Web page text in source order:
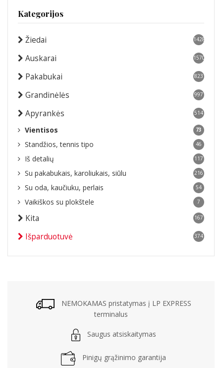
Kategorijos
Žiedai 1428
Auskarai 1570
Pakabukai 823
Grandinėlės 997
Apyrankės 514
Vientisos 73
Standžios, tennis tipo 46
Iš detalių 117
Su pakabukais, karoliukais, siūlu 216
Su oda, kaučiuku, perlais 54
Vaikiškos su plokštele 7
Kita 167
Išparduotuvė 374
NEMOKAMAS pristatymas į LP EXPRESS
terminalus
Saugus atsiskaitymas
Pinigų grąžinimo garantija